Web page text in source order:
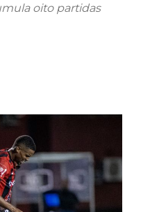
oito partidas